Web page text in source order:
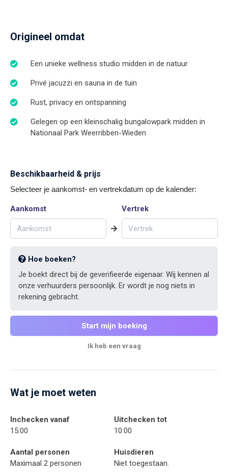
Origineel omdat
Een unieke wellness studio midden in de natuur
Privé jacuzzi en sauna in de tuin
Rust, privacy en ontspanning
Gelegen op een kleinschalig bungalowpark midden in
Nationaal Park Weerribben-Wieden
Beschikbaarheid & prijs
Selecteer je aankomst- en vertrekdatum op de kalender:
Aankomst Vertrek
Hoe boeken?
Je boekt direct bij de geverifieerde eigenaar. Wij kennen al
onze verhuurders persoonlijk. Er wordt je nog niets in
rekening gebracht.
Start mijn boeking
Ik heb een vraag
Wat je moet weten
Inchecken vanaf
15:00
Uitchecken tot
10:00
Aantal personen
Maximaal 2 personen
Huisdieren
Niet toegestaan.